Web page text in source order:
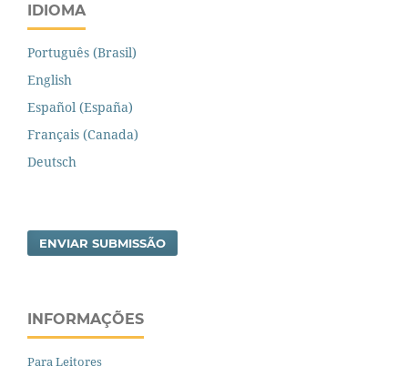
IDIOMA
Português (Brasil)
English
Español (España)
Français (Canada)
Deutsch
ENVIAR SUBMISSÃO
INFORMAÇÕES
Para Leitores